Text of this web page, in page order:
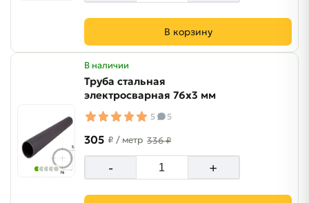
В корзину
В наличии
Труба стальная
электросварная 76х3 мм
5 5
305 ₽ / метр 336 ₽
- +